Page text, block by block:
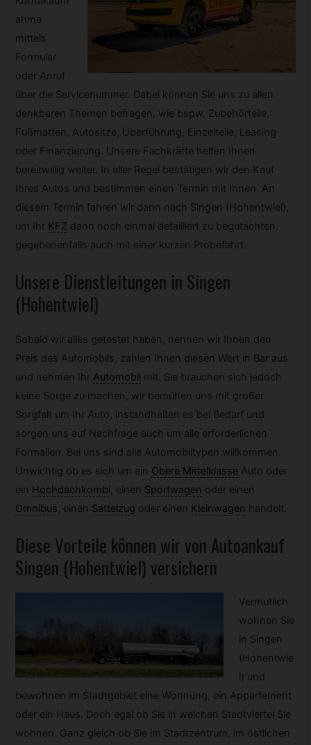
ahme
mittels
Formular
oder Anruf
über die Servicenummer. Dabei können Sie uns zu allen
denkbaren Themen befragen, wie bspw. Zubehörteile,
Fußmatten, Autositze, Überführung, Einzelteile, Leasing
oder Finanzierung. Unsere Fachkräfte helfen Ihnen
bereitwillig weiter. In aller Regel bestätigen wir den Kauf
Ihres Autos und bestimmen einen Termin mit Ihnen. An
diesem Termin fahren wir dann nach Singen (Hohentwiel),
um Ihr KFZ dann noch einmal detailliert zu begutachten,
gegebenenfalls auch mit einer kurzen Probefahrt.
Unsere Dienstleitungen in Singen
(Hohentwiel)
Sobald wir alles getestet haben, nennen wir Ihnen den
Preis des Automobils, zahlen Ihnen diesen Wert in Bar aus
und nehmen Ihr Automobil mit. Sie brauchen sich jedoch
keine Sorge zu machen, wir bemühen uns mit großer
Sorgfalt um Ihr Auto, instandhalten es bei Bedarf und
sorgen uns auf Nachfrage auch um alle erforderlichen
Formalien. Bei uns sind alle Automobiltypen willkommen.
Unwichtig ob es sich um ein Obere Mittelklasse Auto oder
ein Hochdachkombi, einen Sportwagen oder einen
Omnibus, einen Sattelzug oder einen Kleinwagen handelt.
Diese Vorteile können wir von Autoankauf
Singen (Hohentwiel) versichern
Vermutlich
wohnen Sie
in Singen
(Hohentwie
l) und
bewohnen im Stadtgebiet eine Wohnung, ein Appartement
oder ein Haus. Doch egal ob Sie in welchen Stadtviertel Sie
wohnen. Ganz gleich ob Sie im Stadtzentrum, im östlichen